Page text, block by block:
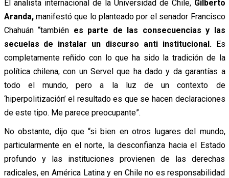
El analista internacional de la Universidad de Chile, Gilberto
Aranda,manifestó que lo planteado por el senador Francisco
Chahuán “también es parte de las consecuencias y las
secuelas de instalar un discurso anti institucional. Es
completamente reñido con lo que ha sido la tradición de la
política chilena, con un Servel que ha dado y da garantías a
todo el mundo, pero a la luz de un contexto de
‘hiperpolitización’ el resultado es que se hacen declaraciones
de este tipo. Me parece preocupante”.
No obstante, dijo que “si bien en otros lugares del mundo,
particularmente en el norte, la desconfianza hacia el Estado
profundo y las instituciones provienen de las derechas
radicales, en América Latina y en Chile no es responsabilidad